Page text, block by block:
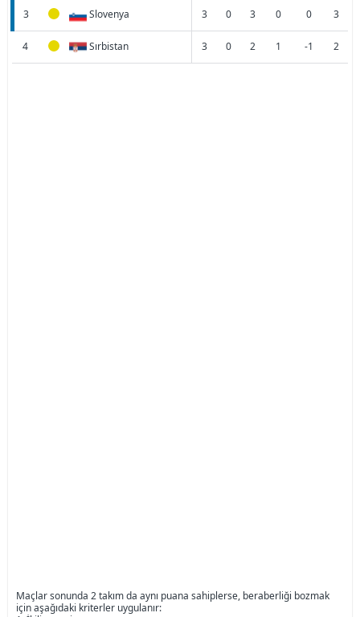
3 Slovenya 3 0 3 0 0 3
4 Sırbistan 3 0 2 1 -1 2
Maçlar sonunda 2 takım da aynı puana sahiplerse, beraberliği bozmak
için aşağıdaki kriterler uygulanır: